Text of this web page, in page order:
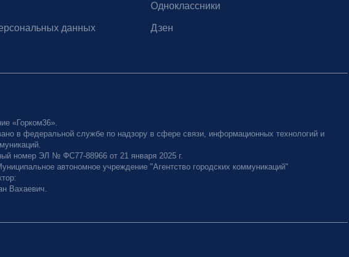
данных
Одноклассники
Дзен
«Горком36».
в федеральной службе по надзору в сфере связи, информационных технологий и
номер ЭЛ № ФС77-88966 от 21 января 2025 г.
автономное учреждение "Агентство городских коммуникаций"
Вахаевич.